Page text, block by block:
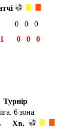
0 0
0
1 0 0 0
Турнір
6 зона
Хв.